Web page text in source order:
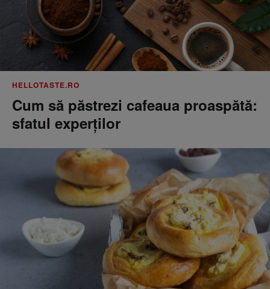
HELLOTASTE.RO
Cum să păstrezi cafeaua proaspătă:
sfatul experților